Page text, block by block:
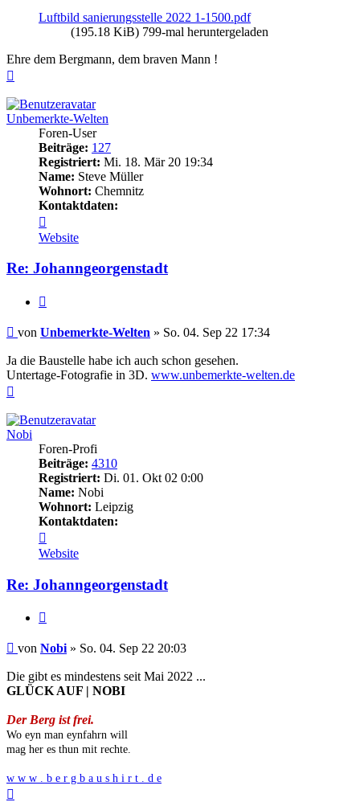
Luftbild sanierungsstelle 2022 1-1500.pdf
(195.18 KiB) 799-mal heruntergeladen
Ehre dem Bergmann, dem braven Mann !
Unbemerkte-Welten
Foren-User
Beiträge: 127
Registriert: Mi. 18. Mär 20 19:34
Name: Steve Müller
Wohnort: Chemnitz
Kontaktdaten:
von
Unbemerkte-
Welten
Website
Re: Johanngeorgenstadt
Beitrag
von Unbemerkte-Welten » So. 04. Sep 22 17:34
Ja die Baustelle habe ich auch schon gesehen.
Untertage-Fotografie in 3D. www.unbemerkte-welten.de
Nobi
Foren-Profi
Beiträge: 4310
Registriert: Di. 01. Okt 02 0:00
Name: Nobi
Wohnort: Leipzig
Kontaktdaten:
von
Nobi
Website
Re: Johanngeorgenstadt
Beitrag
von Nobi» So. 04. Sep 22 20:03
Die gibt es mindestens seit Mai 2022 ...
GLÜCK AUF | NOBI
Der Berg ist frei.
Wo eyn man eynfahrn will
mag her es thun mit rechte.
w w w . b e r g b a u s h i r t . d e